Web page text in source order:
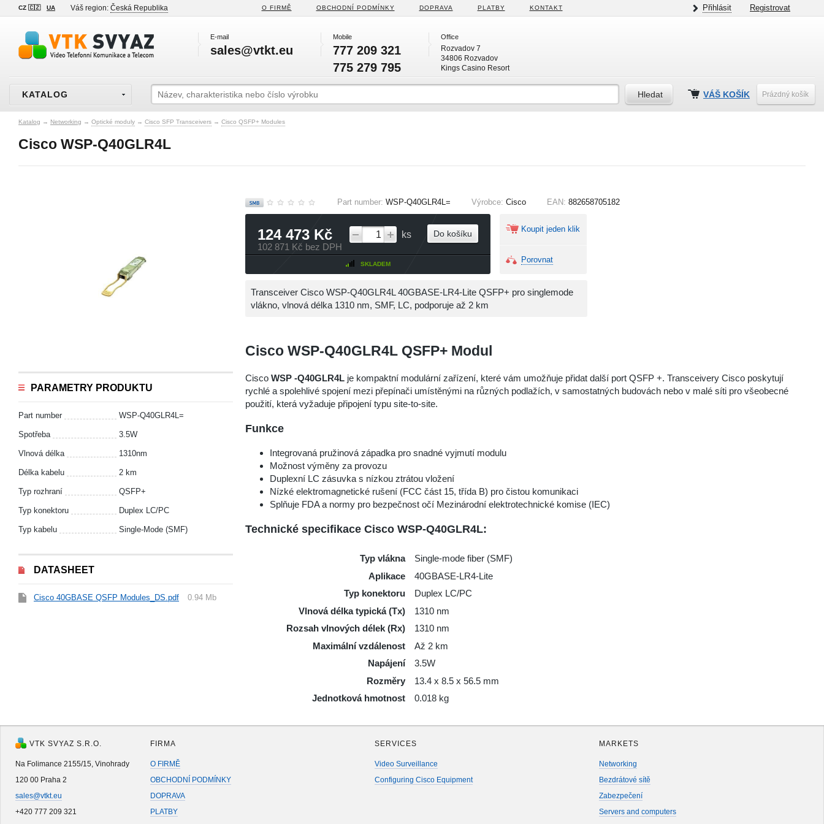
CZ 🇨🇿 UA Váš region: Česká Republika O FIRMĚ OBCHODNÍ PODMÍNKY DOPRAVA PLATBY KONTAKT Přihlásit Registrovat
E-mail
sales@vtkt.eu
Mobile
777 209 321
775 279 795
Office
Rozvadov 7
34806 Rozvadov
Kings Casino Resort
KATALOG VÁŠ KOŠÍK Prázdný košík
Katalog → Networking → Optické moduly → Cisco SFP Transceivers → Cisco QSFP+ Modules
Cisco WSP-Q40GLR4L
PARAMETRY PRODUKTU
Part number WSP-Q40GLR4L=
Spotřeba 3.5W
Vlnová délka 1310nm
Délka kabelu 2 km
Typ rozhraní QSFP+
Typ konektoru Duplex LC/PC
Typ kabelu Single-Mode (SMF)
DATASHEET
Cisco 40GBASE QSFP Modules_DS.pdf 0.94 Mb
Part number: WSP-Q40GLR4L= Výrobce: Cisco EAN: 882658705182
124 473 Kč
102 871 Kč bez DPH
ks
SKLADEM
Do košíku Koupit jeden klik
Porovnat
Transceiver Cisco WSP-Q40GLR4L 40GBASE-LR4-Lite QSFP+ pro singlemode
vlákno, vlnová délka 1310 nm, SMF, LC, podporuje až 2 km
Cisco WSP-Q40GLR4L QSFP+ Modul
Cisco WSP -Q40GLR4L je kompaktní modulární zařízení, které vám umožňuje přidat další port QSFP +. Transceivery Cisco poskytují
rychlé a spolehlivé spojení mezi přepínači umístěnými na různých podlažích, v samostatných budovách nebo v malé síti pro všeobecné
použití, která vyžaduje připojení typu site-to-site.
Funkce
Integrovaná pružinová západka pro snadné vyjmutí modulu
Možnost výměny za provozu
Duplexní LC zásuvka s nízkou ztrátou vložení
Nízké elektromagnetické rušení (FCC část 15, třída B) pro čistou komunikaci
Splňuje FDA a normy pro bezpečnost očí Mezinárodní elektrotechnické komise (IEC)
Technické specifikace Cisco WSP-Q40GLR4L:
Typ vlákna
Single-mode fiber (SMF)
Аplikace
40GBASE-LR4-Lite
Typ konektoru
Duplex LC/PC
Vlnová délka typická (Tx)
1310 nm
Rozsah vlnových délek (Rx)
1310 nm
Maximální vzdálenost
Až 2 km
Napájení
3.5W
Rozměry
13.4 x 8.5 x 56.5 mm
Jednotková hmotnost
0.018 kg
VTK SVYAZ S.R.O.
Na Folimance 2155/15, Vinohrady
120 00 Praha 2
sales@vtkt.eu
+420 777 209 321
FIRMA
O FIRMĚ
OBCHODNÍ PODMÍNKY
DOPRAVA
PLATBY
SERVICES
Video Surveillance
Configuring Cisco Equipment
MARKETS
Networking
Bezdrátové sítě
Zabezpečení
Servers and computers